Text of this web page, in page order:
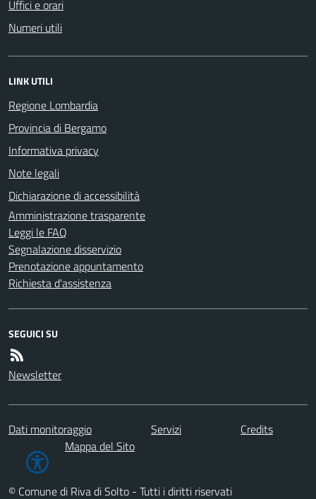
Uffici e orari
Numeri utili
LINK UTILI
Regione Lombardia
Provincia di Bergamo
Informativa privacy
Note legali
Dichiarazione di accessibilità
Amministrazione trasparente
Leggi le FAQ
Segnalazione disservizio
Prenotazione appuntamento
Richiesta d'assistenza
SEGUICI SU
Newsletter
Dati monitoraggio Servizi
Credits
Mappa del Sito
© Comune di Riva di Solto - Tutti i diritti riservati